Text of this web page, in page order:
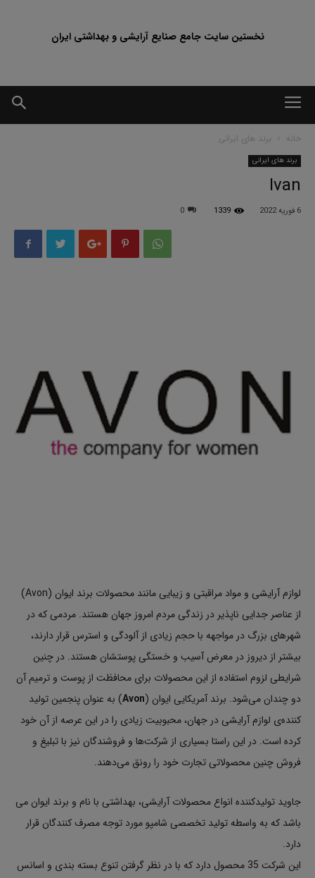
نخستین سایت جامع صنایع آرایشی و بهداشتی ایران
خانه برند های ایرانی
برند های ایرانی
Ivan
6 فوریه 2022 1339
0
لوازم آرایشی و مواد مراقبتی و زیبایی مانند محصولات برند ایوان (Avon)
از عناصر جدایی ناپذیر در زندگی مردم امروز جهان هستند. مردمی که در
شهرهای بزرگ در مواجهه با حجم زیادی از آلودگی و استرس قرار دارند،
بیشتر از دیروز در معرض آسیب و خستگی پوستشان هستند. در چنین
شرایطی لزوم استفاده از این محصولات برای محافظت از پوست و ترمیم آن
دو چندان می‌شود. برند آمریکایی ایوان (Avon) به عنوان پنجمین تولید
کننده‌ی لوازم آرایشی در جهان، محبوبیت زیادی را در این عرصه از آن خود
کرده است. در این راستا بسیاری از شرکت‌ها و فروشندگان نیز با تبلیغ و
فروش چنین محصولاتی تجارت خود را رونق می‌دهند.
جاوید تولیدکننده انواع محصولات آرایشی، بهداشتی با نام و برند ایوان می
باشد که به واسطه تولید تخصصی شامپو مورد توجه مصرف کنندگان قرار
دارد.
این شرکت 35 محصول دارد که با در نظر گرفتن تنوع بسته بندی و اسانس